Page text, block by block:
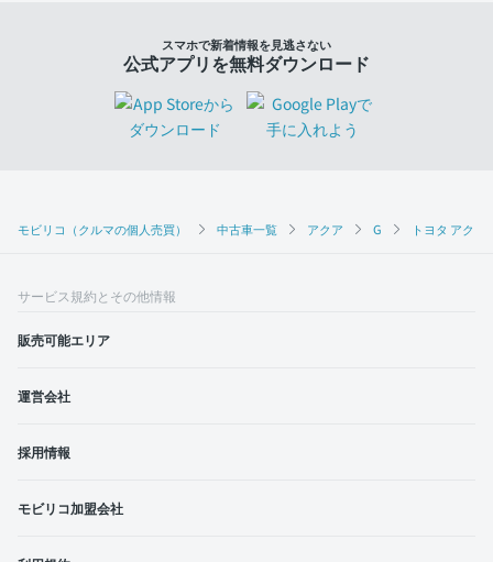
モビリコ（クルマの個人売買） 中古車一覧 アクア G トヨタ アク
スマホで新着情報を見逃さない
公式アプリを無料ダウンロード
サービス規約とその他情報
販売可能エリア
運営会社
採用情報
モビリコ加盟会社